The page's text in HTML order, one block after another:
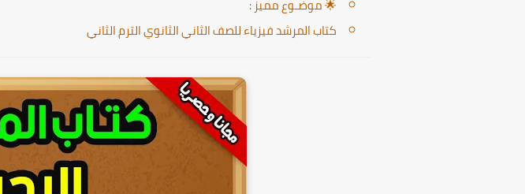
🌟 موضـوع مميز :
كتاب المرشد فيزياء للصف الثاني الثانوي الترم الثاني